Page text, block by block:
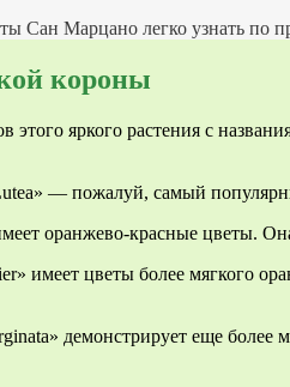
Сан Марцано легко узнать по
короны
этого яркого растения с
— пожалуй, самый
оранжево-красные цветы.
имеет цветы более мягкого
демонстрирует еще более